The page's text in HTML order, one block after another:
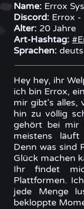
Name: Errox
Discord: Errox -
Alter: 20 Jahre
Art-Hashtag:
Sprachen:
Hey hey, ihr
ich bin Errox,
mir gibt's alles,
hin zu völlig
gehört bei mir
meistens
Denn was sind
Glück machen
Ihr findet
Plattformen.
jede Menge
bekloppte